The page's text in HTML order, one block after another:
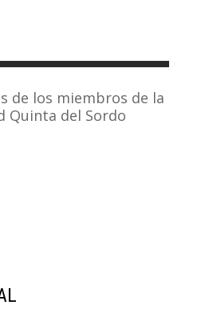
de los miembros de la
Quinta del Sordo